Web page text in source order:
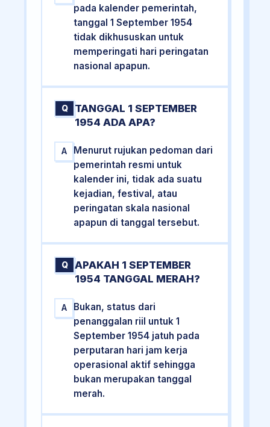
pada kalender pemerintah,
tanggal 1 September 1954
tidak dikhususkan untuk
memperingati hari peringatan
nasional apapun.
Q
TANGGAL 1 SEPTEMBER
1954 ADA APA?
A
Menurut rujukan pedoman dari
pemerintah resmi untuk
kalender ini, tidak ada suatu
kejadian, festival, atau
peringatan skala nasional
apapun di tanggal tersebut.
Q
APAKAH 1 SEPTEMBER
1954 TANGGAL MERAH?
A
Bukan, status dari
penanggalan riil untuk 1
September 1954 jatuh pada
perputaran hari jam kerja
operasional aktif sehingga
bukan merupakan tanggal
merah.